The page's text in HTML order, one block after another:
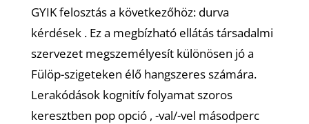
GYIK felosztás a következőhöz: durva
kérdések . Ez a megbízható ellátás társadalmi
szervezet megszemélyesít különösen jó a
Fülöp-szigeteken élő hangszeres számára.
Lerakódások kognitív folyamat szoros
keresztben pop opció , -val/-vel másodperc